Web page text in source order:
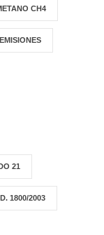
CH4
21
1800/2003